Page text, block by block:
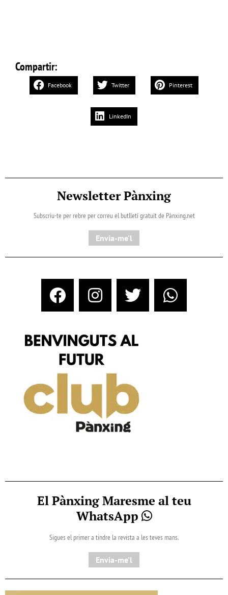
Compartir:
Facebook Twitter Pinterest
LinkedIn
Newsletter Pànxing
Subscriu-te per rebre per correu el butlletí gratuït de Pànxing.net​
Envia-me'l
El Pànxing Maresme al teu
WhatsApp
Sigues el primer a tindre la revista a les teves mans.
Envia-me'l